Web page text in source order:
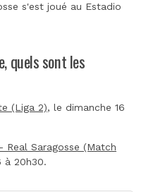
s'est joué au Estadio
quels sont les
(Liga 2), le dimanche 16
Real Saragosse (Match
à 20h30.